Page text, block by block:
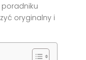
oryginalny i